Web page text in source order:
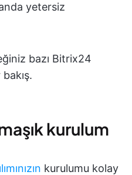
yetersiz
bazı Bitrix24
kurulum
kurulumu kolay